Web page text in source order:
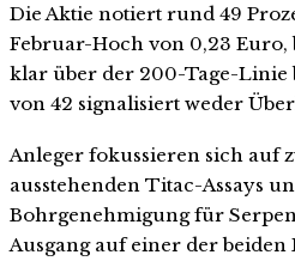
Die Aktie notiert rund 49
Februar-Hoch von 0,23 Euro,
klar über der 200-Tage-Linie
von 42 signalisiert weder
Anleger fokussieren sich auf
ausstehenden Titac-Assays
Bohrgenehmigung für
Ausgang auf einer der